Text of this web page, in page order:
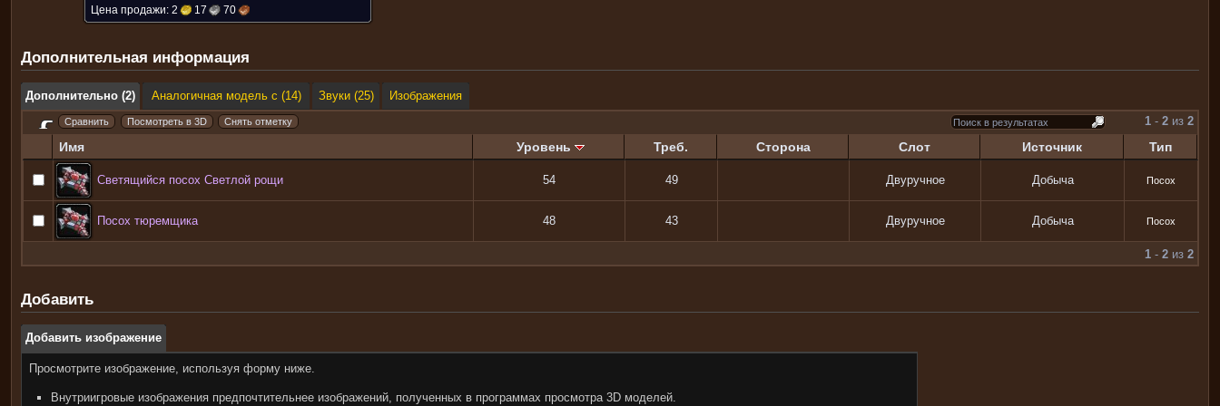
Цена продажи: 2 17 70
Дополнительная информация
Дополнительно (2) Аналогичная модель с (14) Звуки (25)
Изображения
1 - 2 из 2
Имя Уровень Треб. Сторона Слот Источник Тип
Светящийся посох Светлой рощи 54 49 Двуручное Добыча Посох
Посох тюремщика 48 43 Двуручное Добыча Посох
1 - 2 из 2
Добавить
Добавить изображение
Просмотрите изображение, используя форму ниже.
Внутриигровые изображения предпочтительнее изображений, полученных в программах просмотра 3D моделей.